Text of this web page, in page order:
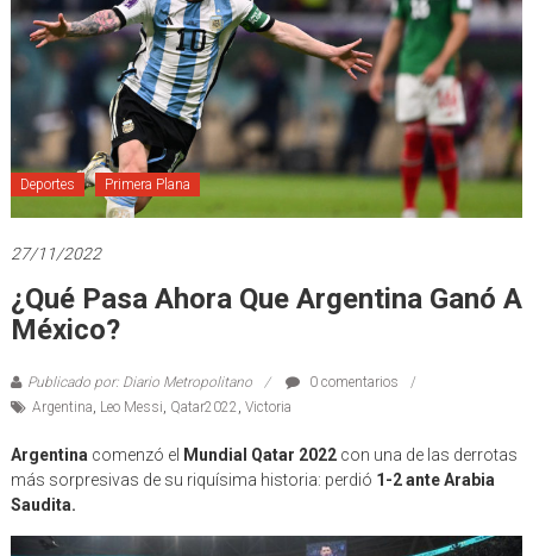
Deportes Primera Plana
27/11/2022
¿Qué Pasa Ahora Que Argentina Ganó A
México?
Publicado por: Diario Metropolitano
0 comentarios
Argentina Leo Messi Qatar2022 Victoria
Argentina comenzó el Mundial Qatar 2022 con una de las derrotas
más sorpresivas de su riquísima historia: perdió 1-2 ante Arabia
Saudita.